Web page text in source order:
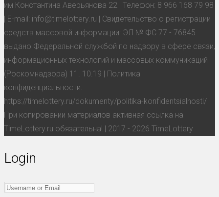
им Константина Аверьянова 22 | Телефон: 8 966 168 79 98
| E-mail: info@timelottery.ru | Свидетельство о регистрации
средств массовой информации: ЭЛ № ФС 77 - 76845
выдано Федеральной службой по надзору в сфере связи,
информационных технологий и массовых коммуникаций
(Роскомнадзора) 11. 10.19 | Политика
конфиденциальности:
https://timelottery.ru/dokumenty/politika-konfidentsialnosti/
При копировании материалов активная ссылка на
TimeLottery.ru обязательна! | 2017 - 2026 TimeLottery
Login